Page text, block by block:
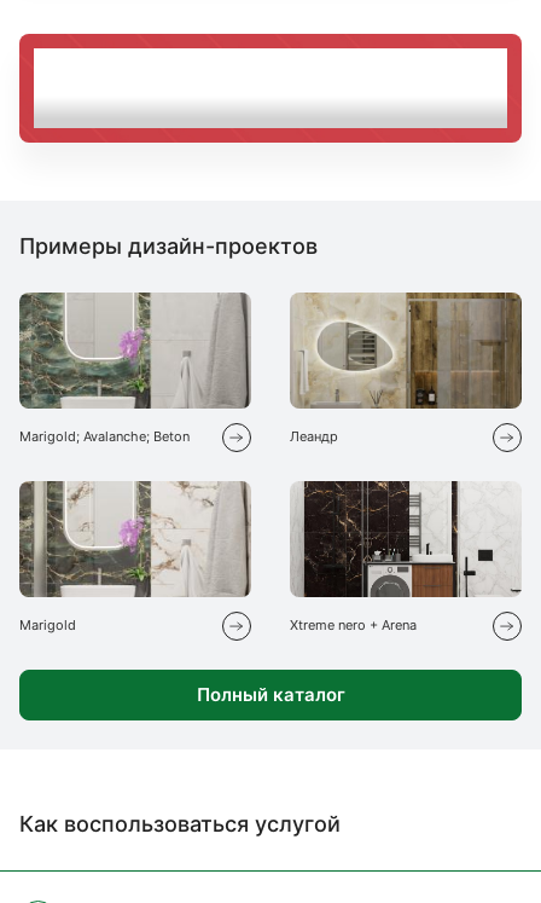
на сумму от 50 000 ₽
Примеры дизайн-проектов
Marigold; Avalanche; Beton Леандр
Marigold Xtreme nero + Arena
Полный каталог
Как воспользоваться услугой